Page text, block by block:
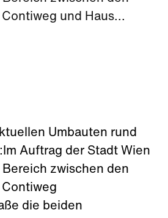
und Haus...
Umbauten rund
Auftrag der Stadt Wien
zwischen den
die beiden